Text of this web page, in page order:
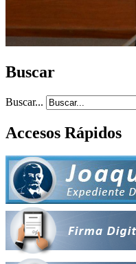
Buscar
Buscar...
Accesos Rápidos